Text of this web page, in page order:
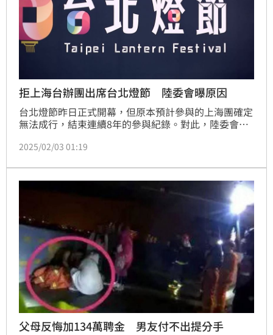
拒上海台辦團出席台北燈節 陸委會曝原因
台北燈節昨日正式開幕，但原本預計參與的上海團確定
無法成行，結束連續8年的參與紀錄。對此，陸委會主
有同意相關團體進來，至於台辦團的送件時間確實晚了
市阻撓台商返台參加春節活動，這種阻撓「損人不利
己」，都會列入考量依據。
2025/02/03 01:19
父母反悔加134萬聘金 男友付不出提分手